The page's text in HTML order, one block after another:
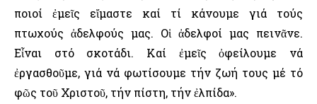
ποιοί ἐμεῖς εἴμαστε καί τί κάνουμε γιά τούς
πτωχούς ἀδελφούς μας. Οἱ ἀδελφοί μας πεινᾶνε.
Εἶναι στό σκοτάδι. Καί ἐμεῖς ὀφείλουμε νά
ἐργασθοῦμε, γιά νά φωτίσουμε τήν ζωή τους μέ τό
φῶς τοῦ Χριστοῦ, τήν πίστη, τήν ἐλπίδα».